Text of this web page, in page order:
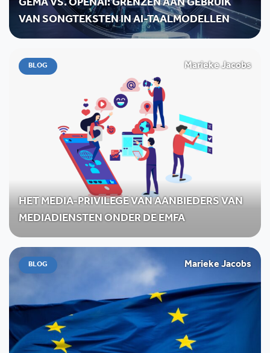
GEMA VS. OPENAI: GRENZEN AAN GEBRUIK
VAN SONGTEKSTEN IN AI-TAALMODELLEN
BLOG Marieke Jacobs
HET MEDIA-PRIVILEGE VAN AANBIEDERS VAN
MEDIADIENSTEN ONDER DE EMFA
BLOG Marieke Jacobs